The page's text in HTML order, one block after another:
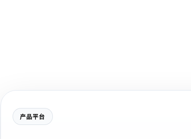
产品平台